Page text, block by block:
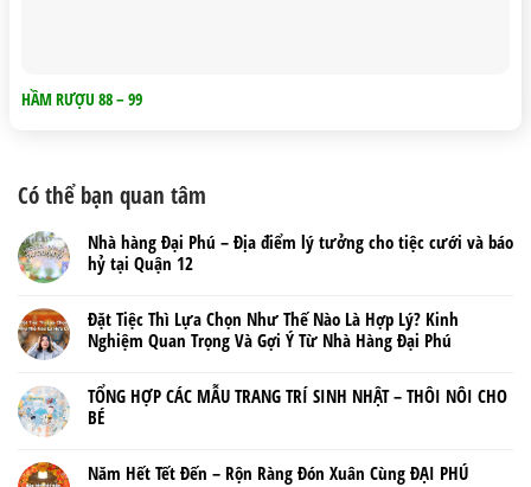
HẦM RƯỢU 88 – 99
Có thể bạn quan tâm
Nhà hàng Đại Phú – Địa điểm lý tưởng cho tiệc cưới và báo
hỷ tại Quận 12
Đặt Tiệc Thì Lựa Chọn Như Thế Nào Là Hợp Lý? Kinh
Nghiệm Quan Trọng Và Gợi Ý Từ Nhà Hàng Đại Phú
TỔNG HỢP CÁC MẪU TRANG TRÍ SINH NHẬT – THÔI NÔI CHO
BÉ
Năm Hết Tết Đến – Rộn Ràng Đón Xuân Cùng ĐẠI PHÚ